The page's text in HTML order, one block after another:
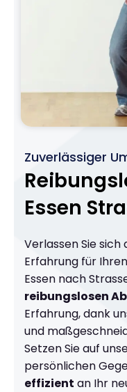
Zuverlässiger
Essen
Verlassen Sie
Erfahrung für
Essen nach
reibungslosen
Erfahrung, dank
und
Setzen Sie auf
persönlichen
effizient an Ihr